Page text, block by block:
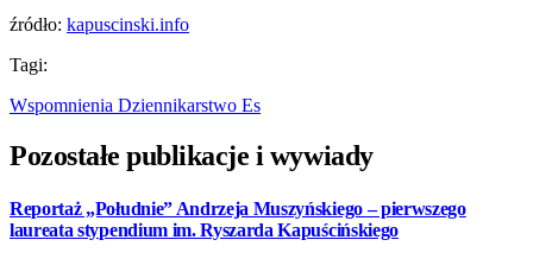
źródło: kapuscinski.info
Tagi:
Wspomnienia Dziennikarstwo Es
Pozostałe publikacje i wywiady
Reportaż „Południe” Andrzeja Muszyńskiego – pierwszego
laureata stypendium im. Ryszarda Kapuścińskiego